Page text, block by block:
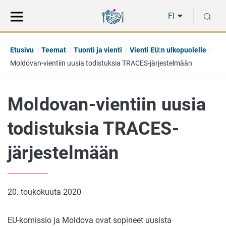
suoraan
sisältöön
koko
sivuston
FI
Etusivu Teemat Tuonti ja vienti
Vienti EU:n ulkopuolelle
Moldovan-vientiin uusia todistuksia TRACES-järjestelmään
Moldovan-vientiin uusia
todistuksia TRACES-
järjestelmään
20. toukokuuta 2020
EU-komissio ja Moldova ovat sopineet uusista